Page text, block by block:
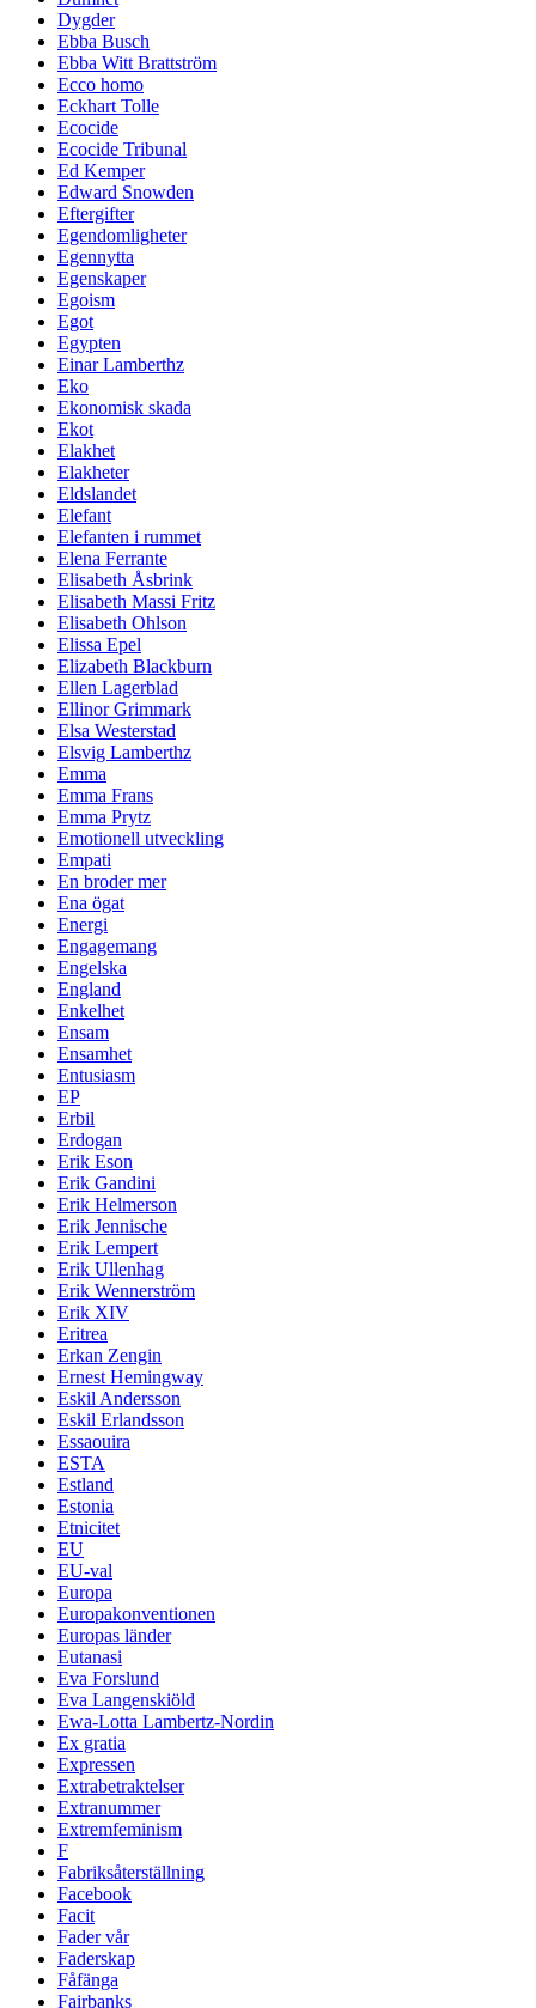
Dygder
Ebba Busch
Ebba Witt Brattström
Ecco homo
Eckhart Tolle
Ecocide
Ecocide Tribunal
Ed Kemper
Edward Snowden
Eftergifter
Egendomligheter
Egennytta
Egenskaper
Egoism
Egot
Egypten
Einar Lamberthz
Eko
Ekonomisk skada
Ekot
Elakhet
Elakheter
Eldslandet
Elefant
Elefanten i rummet
Elena Ferrante
Elisabeth Åsbrink
Elisabeth Massi Fritz
Elisabeth Ohlson
Elissa Epel
Elizabeth Blackburn
Ellen Lagerblad
Ellinor Grimmark
Elsa Westerstad
Elsvig Lamberthz
Emma
Emma Frans
Emma Prytz
Emotionell utveckling
Empati
En broder mer
Ena ögat
Energi
Engagemang
Engelska
England
Enkelhet
Ensam
Ensamhet
Entusiasm
EP
Erbil
Erdogan
Erik Eson
Erik Gandini
Erik Helmerson
Erik Jennische
Erik Lempert
Erik Ullenhag
Erik Wennerström
Erik XIV
Eritrea
Erkan Zengin
Ernest Hemingway
Eskil Andersson
Eskil Erlandsson
Essaouira
ESTA
Estland
Estonia
Etnicitet
EU
EU-val
Europa
Europakonventionen
Europas länder
Eutanasi
Eva Forslund
Eva Langenskiöld
Ewa-Lotta Lambertz-Nordin
Ex gratia
Expressen
Extrabetraktelser
Extranummer
Extremfeminism
F
Fabriksåterställning
Facebook
Facit
Fader vår
Faderskap
Fåfänga
Fairbanks